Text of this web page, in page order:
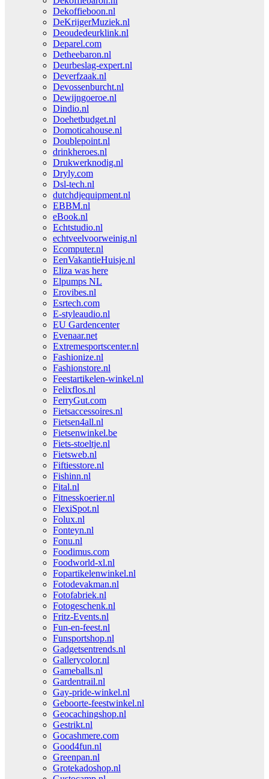
Dekoffieboon.nl
DeKrijgerMuziek.nl
Deoudedeurklink.nl
Deparel.com
Detheebaron.nl
Deurbeslag-expert.nl
Deverfzaak.nl
Devossenburcht.nl
Dewijngoeroe.nl
Dindio.nl
Doehetbudget.nl
Domoticahouse.nl
Doublepoint.nl
drinkheroes.nl
Drukwerknodig.nl
Dryly.com
Dsl-tech.nl
dutchdjequipment.nl
EBBM.nl
eBook.nl
Echtstudio.nl
echtveelvoorweinig.nl
Ecomputer.nl
EenVakantieHuisje.nl
Eliza was here
Elpumps NL
Erovibes.nl
Esrtech.com
E-styleaudio.nl
EU Gardencenter
Evenaar.net
Extremesportscenter.nl
Fashionize.nl
Fashionstore.nl
Feestartikelen-winkel.nl
Felixflos.nl
FerryGut.com
Fietsaccessoires.nl
Fietsen4all.nl
Fietsenwinkel.be
Fiets-stoeltje.nl
Fietsweb.nl
Fiftiesstore.nl
Fishinn.nl
Fital.nl
Fitnesskoerier.nl
FlexiSpot.nl
Folux.nl
Fonteyn.nl
Fonu.nl
Foodimus.com
Foodworld-xl.nl
Fopartikelenwinkel.nl
Fotodevakman.nl
Fotofabriek.nl
Fotogeschenk.nl
Fritz-Events.nl
Fun-en-feest.nl
Funsportshop.nl
Gadgetsentrends.nl
Gallerycolor.nl
Gameballs.nl
Gardentrail.nl
Gay-pride-winkel.nl
Geboorte-feestwinkel.nl
Geocachingshop.nl
Gestrikt.nl
Gocashmere.com
Good4fun.nl
Greenpan.nl
Grotekadoshop.nl